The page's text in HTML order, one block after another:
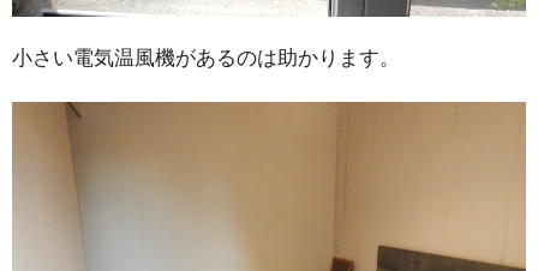
小さい電気温風機があるのは助かります。